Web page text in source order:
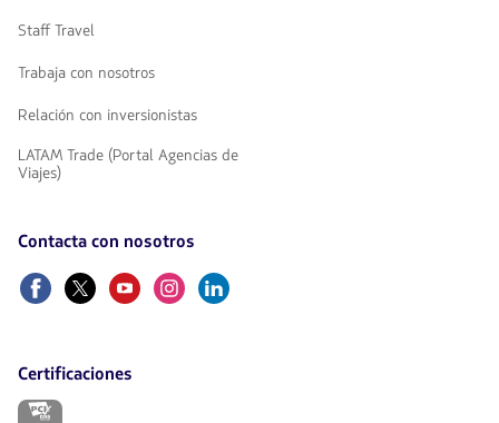
Staff Travel
Trabaja con nosotros
Relación con inversionistas
LATAM Trade (Portal Agencias de
Viajes)
Contacta con nosotros
FacebookTwitterYoutubeInstagram
Linkedin
Certificaciones
El